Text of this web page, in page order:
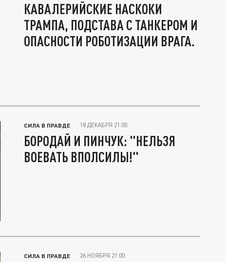
КАВАЛЕРИЙСКИЕ НАСКОКИ
ТРАМПА, ПОДСТАВА С ТАНКЕРОМ И
ОПАСНОСТИ РОБОТИЗАЦИИ ВРАГА.
СИЛА В ПРАВДЕ 18 ДЕКАБРЯ 21:00
БОРОДАЙ И ПИНЧУК: "НЕЛЬЗЯ
ВОЕВАТЬ ВПОЛСИЛЫ!"
СИЛА В ПРАВДЕ 26 НОЯБРЯ 21:00